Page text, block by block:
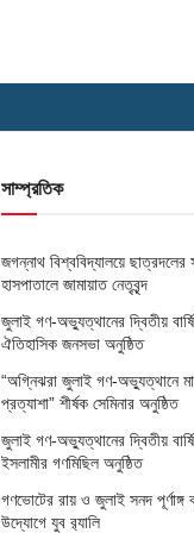
সাম্প্রতিক
জগন্নাথ বিশ্ববিদ্যালয়ে ছাত্রদলের
হাসপাতালে জামায়াত নেতৃবৃন্দ
জুলাই গণ-অভ্যুত্থানের দ্বিতীয়
ঐতিহাসিক জনসভা অনুষ্ঠিত
“অগ্নিঝরা জুলাই গণ-অভ্যুত্থানে
প্রত্যাশা” শীর্ষক সেমিনার অনুষ্ঠিত
জুলাই গণ-অভ্যুত্থানের দ্বিতীয়
ইসলামীর গণমিছিল অনুষ্ঠিত
গণভোটের রায় ও জুলাই সনদ পূর্ণাঙ্গ
উদ্যোগে যুব র‌্যালি